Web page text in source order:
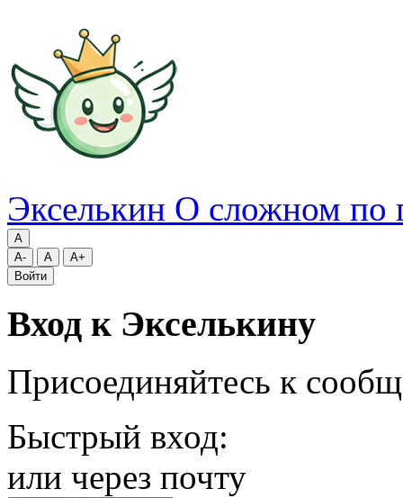
Экселькин О сложном по
A
A-
A
A+
Войти
Вход к Экселькину
Присоединяйтесь к
Быстрый вход:
или через почту